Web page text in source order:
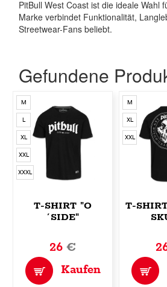
PitBull West Coast ist die ideale Wahl
Marke verbindet Funktionalität,
Streetwear-Fans beliebt.
Gefundene
M
L
XL
XXL
XXXL
T-SHIRT "O
´SIDE"
26€
Kaufen
M
XL
XXL
T-